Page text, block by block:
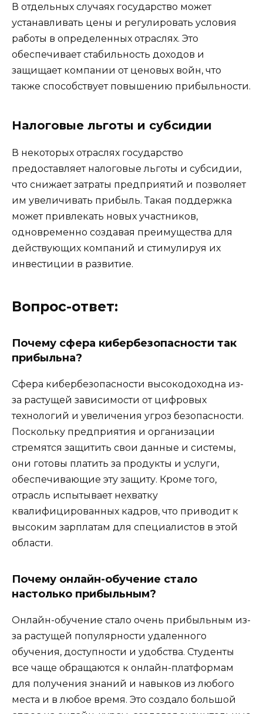
В отдельных случаях государство может
устанавливать цены и регулировать условия
работы в определенных отраслях. Это
обеспечивает стабильность доходов и
защищает компании от ценовых войн, что
также способствует повышению прибыльности.
Налоговые льготы и субсидии
В некоторых отраслях государство
предоставляет налоговые льготы и субсидии,
что снижает затраты предприятий и позволяет
им увеличивать прибыль. Такая поддержка
может привлекать новых участников,
одновременно создавая преимущества для
действующих компаний и стимулируя их
инвестиции в развитие.
Вопрос-ответ:
Почему сфера кибербезопасности так
прибыльна?
Сфера кибербезопасности высокодоходна из-
за растущей зависимости от цифровых
технологий и увеличения угроз безопасности.
Поскольку предприятия и организации
стремятся защитить свои данные и системы,
они готовы платить за продукты и услуги,
обеспечивающие эту защиту. Кроме того,
отрасль испытывает нехватку
квалифицированных кадров, что приводит к
высоким зарплатам для специалистов в этой
области.
Почему онлайн-обучение стало
настолько прибыльным?
Онлайн-обучение стало очень прибыльным из-
за растущей популярности удаленного
обучения, доступности и удобства. Студенты
все чаще обращаются к онлайн-платформам
для получения знаний и навыков из любого
места и в любое время. Это создало большой